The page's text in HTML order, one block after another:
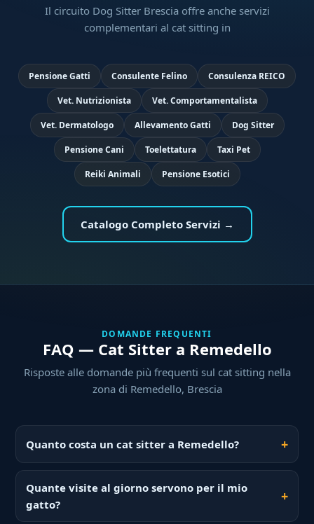
Il circuito Dog Sitter Brescia offre anche servizi
complementari al cat sitting in
Pensione Gatti Consulente Felino Consulenza REICO
Vet. Nutrizionista Vet. Comportamentalista
Vet. Dermatologo Allevamento Gatti Dog Sitter
Pensione Cani Toelettatura Taxi Pet
Reiki Animali Pensione Esotici
Catalogo Completo Servizi →
DOMANDE FREQUENTI
FAQ — Cat Sitter a Remedello
Risposte alle domande più frequenti sul cat sitting nella
zona di Remedello, Brescia
Quanto costa un cat sitter a Remedello?
Quante visite al giorno servono per il mio
gatto?